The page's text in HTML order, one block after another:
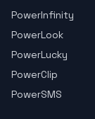
PowerInfinity
PowerLook
PowerLucky
PowerClip
PowerSMS